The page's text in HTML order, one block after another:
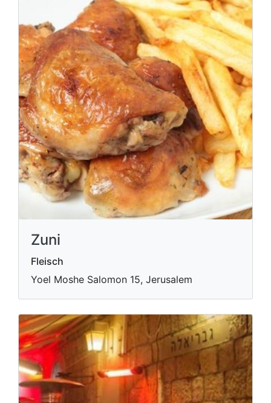
Zuni
Fleisch
Yoel Moshe Salomon 15, Jerusalem